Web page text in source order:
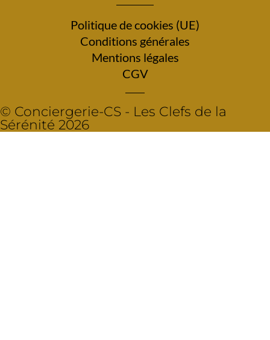
Politique de cookies (UE)
Conditions générales
Mentions légales
CGV
© Conciergerie-CS - Les Clefs de la
Sérénité 2026